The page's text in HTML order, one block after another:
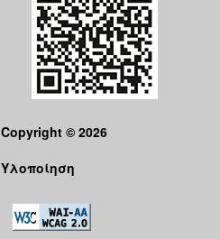
Copyright © 2026
Υλοποίηση